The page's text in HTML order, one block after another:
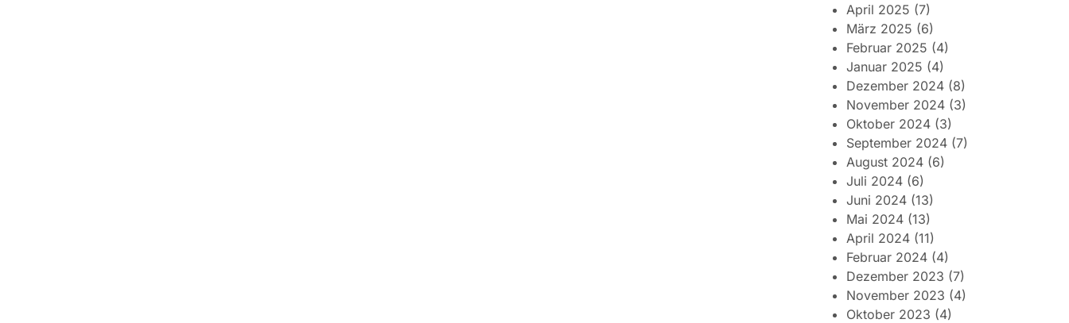
April 2025 (7)
März 2025 (6)
Februar 2025 (4)
Januar 2025 (4)
Dezember 2024 (8)
November 2024 (3)
Oktober 2024 (3)
September 2024 (7)
August 2024 (6)
Juli 2024 (6)
Juni 2024 (13)
Mai 2024 (13)
April 2024 (11)
Februar 2024 (4)
Dezember 2023 (7)
November 2023 (4)
Oktober 2023 (4)